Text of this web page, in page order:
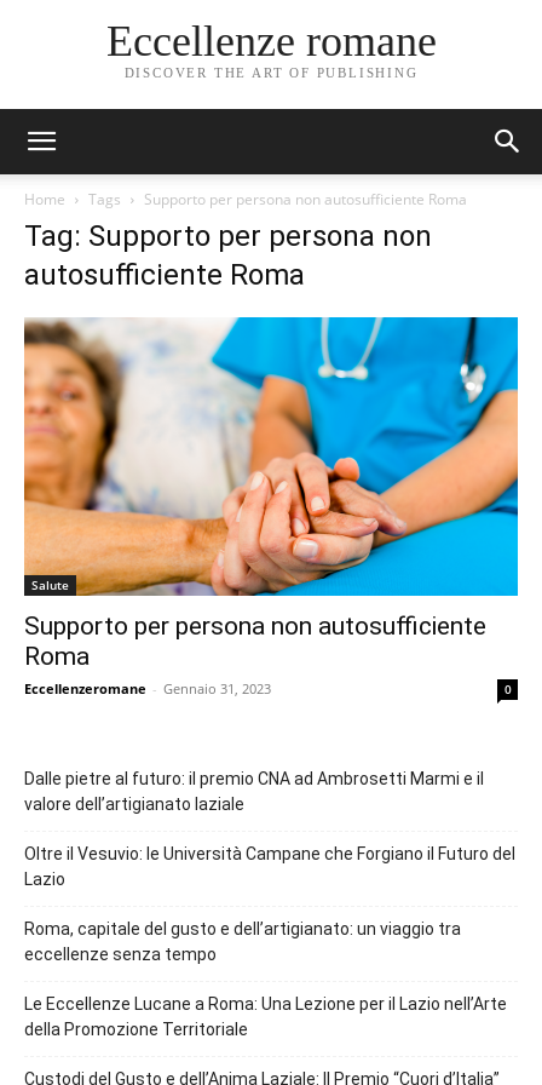
Eccellenze romane
DISCOVER THE ART OF PUBLISHING
Home Tags Supporto per persona non autosufficiente Roma
Tag: Supporto per persona non
autosufficiente Roma
Salute
Supporto per persona non autosufficiente
Roma
Eccellenzeromane - Gennaio 31, 2023 0
Dalle pietre al futuro: il premio CNA ad Ambrosetti Marmi e il
valore dell’artigianato laziale
Oltre il Vesuvio: le Università Campane che Forgiano il Futuro del
Lazio
Roma, capitale del gusto e dell’artigianato: un viaggio tra
eccellenze senza tempo
Le Eccellenze Lucane a Roma: Una Lezione per il Lazio nell’Arte
della Promozione Territoriale
Custodi del Gusto e dell’Anima Laziale: Il Premio “Cuori d’Italia”